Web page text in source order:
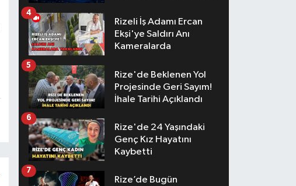
Rizeli İş Adamı Ercan
Ekşi'ye Saldırı Anı
Kameralarda
4
Rize'de Beklenen Yol
Projesinde Geri Sayım!
İhale Tarihi Açıklandı
5
Rize'de 24 Yaşındaki
Genç Kız Hayatını
Kaybetti
6
Rize’de Bugün
7